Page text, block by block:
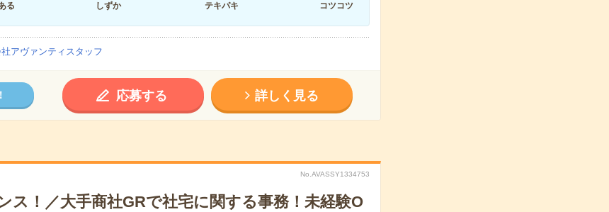
る
しずか
テキパキ
コツコツ
アヴァンティスタッフ
応募する 詳しく見る
No.AVASSY1334753
ス！／大手商社GRで社宅に関する事務！未経験O